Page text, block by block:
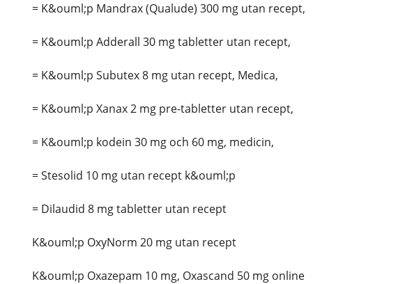
= K&ouml;p Mandrax (Qualude) 300 mg utan recept,
= K&ouml;p Adderall 30 mg tabletter utan recept,
= K&ouml;p Subutex 8 mg utan recept, Medica,
= K&ouml;p Xanax 2 mg pre-tabletter utan recept,
= K&ouml;p kodein 30 mg och 60 mg, medicin,
= Stesolid 10 mg utan recept k&ouml;p
= Dilaudid 8 mg tabletter utan recept
K&ouml;p OxyNorm 20 mg utan recept
K&ouml;p Oxazepam 10 mg, Oxascand 50 mg online